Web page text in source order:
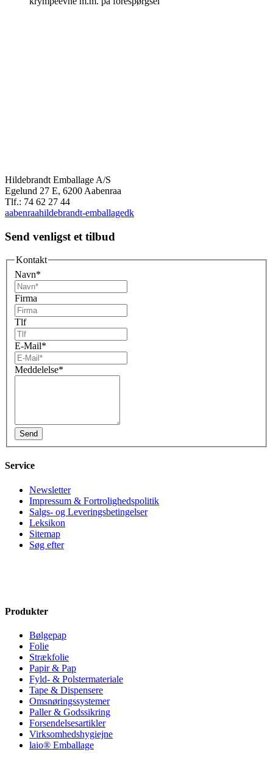
Hildebrandt Emballage A/S
Egelund 27 E, 6200 Aabenraa
Tlf.: 74 62 27 44
aabenraahildebrandt-emballagedk
Send venligst et tilbud
Kontakt
Navn*
Firma
Tlf
E-Mail*
Meddelelse*
Service
Newsletter
Impressum & Fortrolighedspolitik
Salgs- og Leveringsbetingelser
Leksikon
Sitemap
Søg efter
Produkter
Bølgepap
Folie
Strækfolie
Papir & Pap
Fyld- & Polstermateriale
Tape & Dispensere
Omsnøringssystemer
Paller & Godssikring
Forsendelsesartikler
Virksomhedshygiejne
laio® Emballage